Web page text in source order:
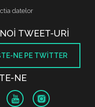
datelor
TWEET-URI
NE PE TWITTER
NE